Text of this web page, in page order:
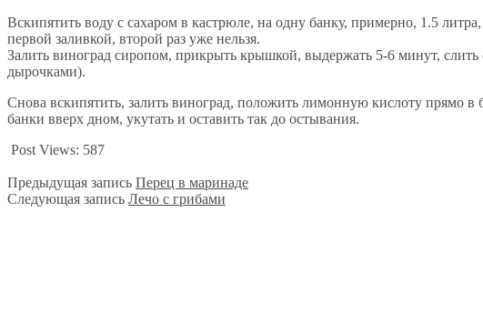
Вскипятить воду с сахаром в кастрюле, на одну банку, примерно, 1.5
первой заливкой, второй раз уже нельзя.
Залить виноград сиропом, прикрыть крышкой, выдержать 5-6 минут,
дырочками).
Снова вскипятить, залить виноград, положить лимонную кислоту прямо в
банки вверх дном, укутать и оставить так до остывания.
Post Views: 587
Предыдущая запись Перец в маринаде
Следующая запись Лечо с грибами